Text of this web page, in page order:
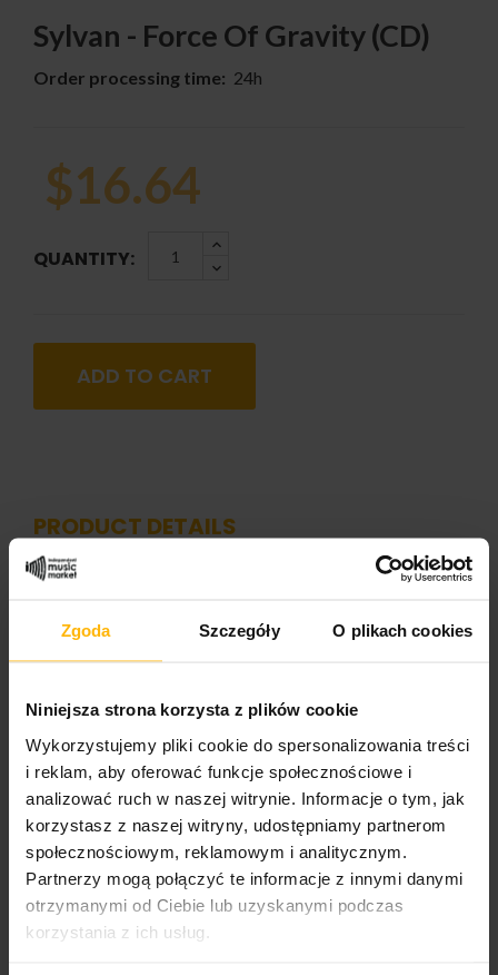
Zgoda Szczegóły O plikach cookies
Niniejsza strona korzysta z plików cookie
Wykorzystujemy pliki cookie do spersonalizowania treści
i reklam, aby oferować funkcje społecznościowe i
analizować ruch w naszej witrynie. Informacje o tym, jak
korzystasz z naszej witryny, udostępniamy partnerom
społecznościowym, reklamowym i analitycznym.
Partnerzy mogą połączyć te informacje z innymi danymi
otrzymanymi od Ciebie lub uzyskanymi podczas
korzystania z ich usług.
Sylvan - Force Of Gravity (CD)
Order processing time: 24h
$16.64
QUANTITY:
ADD TO CART
PRODUCT DETAILS
Sylvan
Force Of Gravity
Media format
Cover format:
Jewel Case
Wydawnictwo 1/2
Sylvan